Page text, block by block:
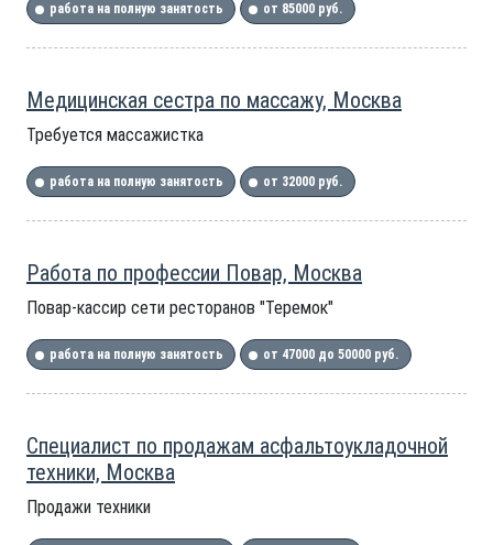
работа на полную занятость от 85000 руб.
Медицинская сестра по массажу, Москва
Требуется массажистка
работа на полную занятость от 32000 руб.
Работа по профессии Повар, Москва
Повар-кассир сети ресторанов "Теремок"
работа на полную занятость от 47000 до 50000 руб.
Специалист по продажам асфальтоукладочной
техники, Москва
Продажи техники